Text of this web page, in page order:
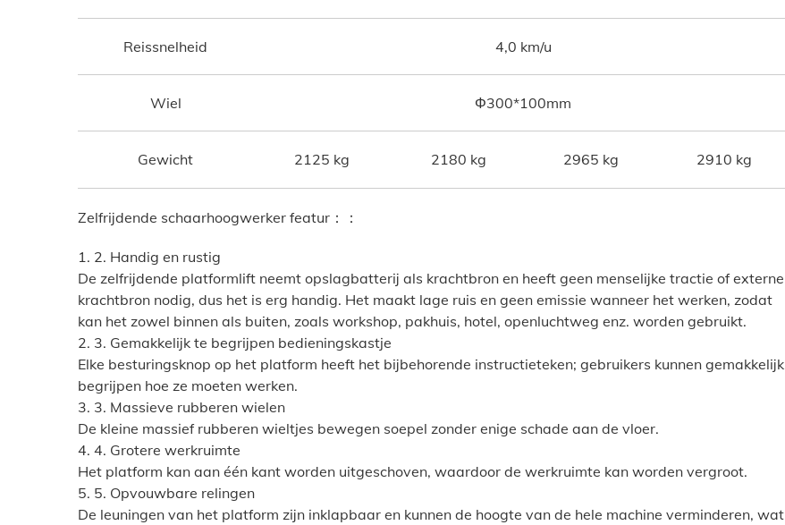
Reissnelheid 4,0 km/u
Wiel Φ300*100mm
Gewicht 2125 kg 2180 kg 2965 kg 2910 kg
Zelfrijdende schaarhoogwerker featur：：
1. 2. Handig en rustig
De zelfrijdende platformlift neemt opslagbatterij als krachtbron en heeft geen menselijke tractie of externe
krachtbron nodig, dus het is erg handig. Het maakt lage ruis en geen emissie wanneer het werken, zodat
kan het zowel binnen als buiten, zoals workshop, pakhuis, hotel, openluchtweg enz. worden gebruikt.
2. 3. Gemakkelijk te begrijpen bedieningskastje
Elke besturingsknop op het platform heeft het bijbehorende instructieteken; gebruikers kunnen gemakkelijk
begrijpen hoe ze moeten werken.
3. 3. Massieve rubberen wielen
De kleine massief rubberen wieltjes bewegen soepel zonder enige schade aan de vloer.
4. 4. Grotere werkruimte
Het platform kan aan één kant worden uitgeschoven, waardoor de werkruimte kan worden vergroot.
5. 5. Opvouwbare relingen
De leuningen van het platform zijn inklapbaar en kunnen de hoogte van de hele machine verminderen, wat